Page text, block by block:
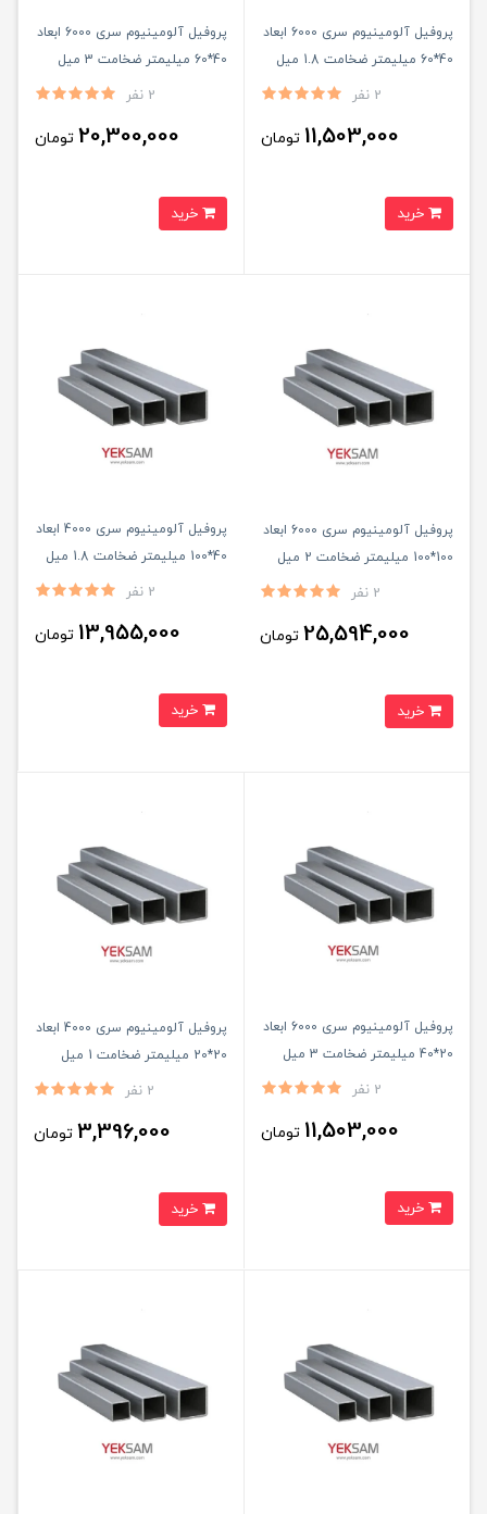
پروفیل آلومینیوم سری 6000 ابعاد
40*60 میلیمتر ضخامت 1.8 میل
2 نفر
11,503,000 تومان
پروفیل آلومینیوم سری 6000 ابعاد
40*60 میلیمتر ضخامت 3 میل
2 نفر
20,300,000 تومان
پروفیل آلومینیوم سری 6000 ابعاد
100*100 میلیمتر ضخامت 2 میل
2 نفر
25,594,000 تومان
پروفیل آلومینیوم سری 4000 ابعاد
40*100 میلیمتر ضخامت 1.8 میل
2 نفر
13,955,000 تومان
پروفیل آلومینیوم سری 6000 ابعاد
20*40 میلیمتر ضخامت 3 میل
2 نفر
11,503,000 تومان
پروفیل آلومینیوم سری 4000 ابعاد
20*20 میلیمتر ضخامت 1 میل
2 نفر
3,396,000 تومان